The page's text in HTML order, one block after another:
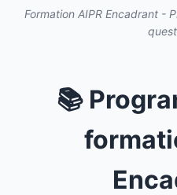
Formation AIPR Encadrant -
📚